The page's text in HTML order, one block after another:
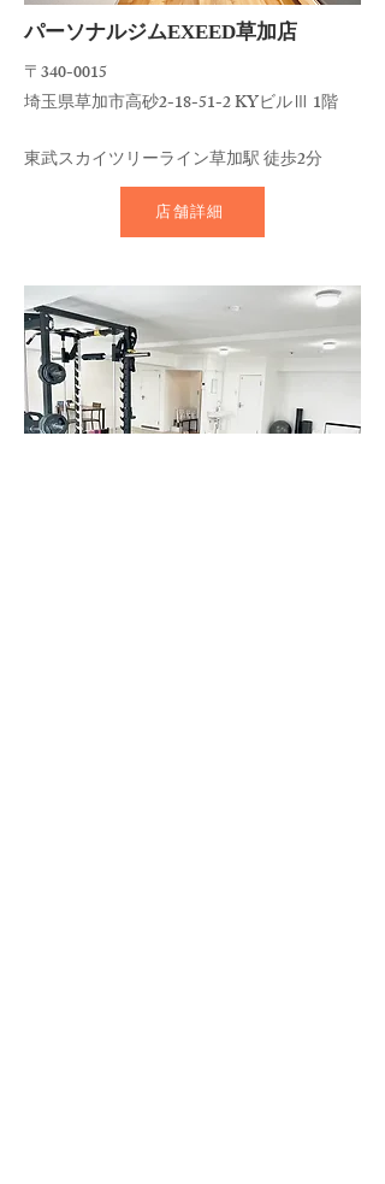
​パーソナルジムEXEED​草加店
〒340-0015
埼玉県草加市高砂2-18-51-2 KYビルⅢ 1階
東武スカイツリーライン草加駅 徒歩2分
店舗詳細